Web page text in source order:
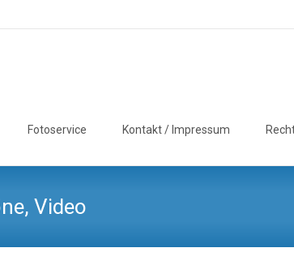
Fotoservice Kontakt / Impressum
Video